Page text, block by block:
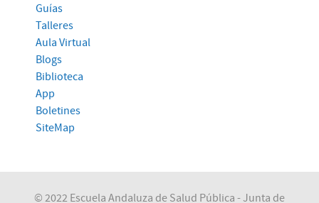
Guías
Talleres
Aula Virtual
Blogs
Biblioteca
App
Boletines
SiteMap
© 2022 Escuela Andaluza de Salud Pública - Junta de